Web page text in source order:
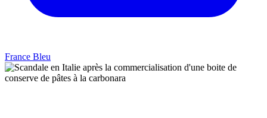
France Bleu